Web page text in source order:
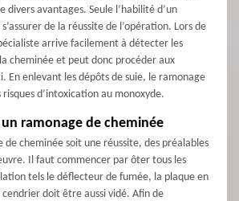
divers avantages. Seule l’habilité d’un
de la réussite de l’opération. Lors de
arrive facilement à détecter les
cheminée et peut donc procéder aux
En enlevant les dépôts de suie, le ramonage
d’intoxication au monoxyde.
un ramonage de cheminée
de cheminée soit une réussite, des préalables
Il faut commencer par ôter tous les
tels le déflecteur de fumée, la plaque en
doit être aussi vidé. Afin de